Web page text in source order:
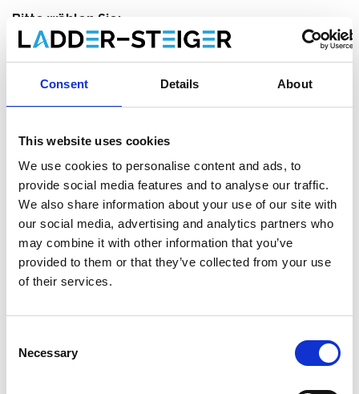
Consent Details About
This website uses cookies
We use cookies to personalise content and ads, to
provide social media features and to analyse our traffic.
We also share information about your use of our site with
our social media, advertising and analytics partners who
may combine it with other information that you’ve
provided to them or that they’ve collected from your use
of their services.
Selection
Necessary
Bitte wählen Sie:
Gratis Versand innerhalb von 1-3 Werktagen, oder
abholen in Etten-Leur oder Maaseik (Kontakt unsere
kundendienst)
Zum Warenkorb hinzufügen